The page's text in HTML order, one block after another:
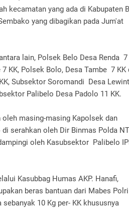
kecamatan yang ada di Kabupaten
yang dibagikan pada Jum'at
lain, Polsek Belo Desa Renda 7
KK, Polsek Bolo, Desa Tambe 7 KK
Subsektor Soromandi Desa
Palibelo Desa Padolo 11 KK.
masing-masing Kapolsek dan
serahkan oleh Dir Binmas Polda
oleh Kasubsektor Palibelo
Kasubbag Humas AKP. Hanafi,
beras bantuan dari Mabes Polri
10 Kg per- KK khususnya